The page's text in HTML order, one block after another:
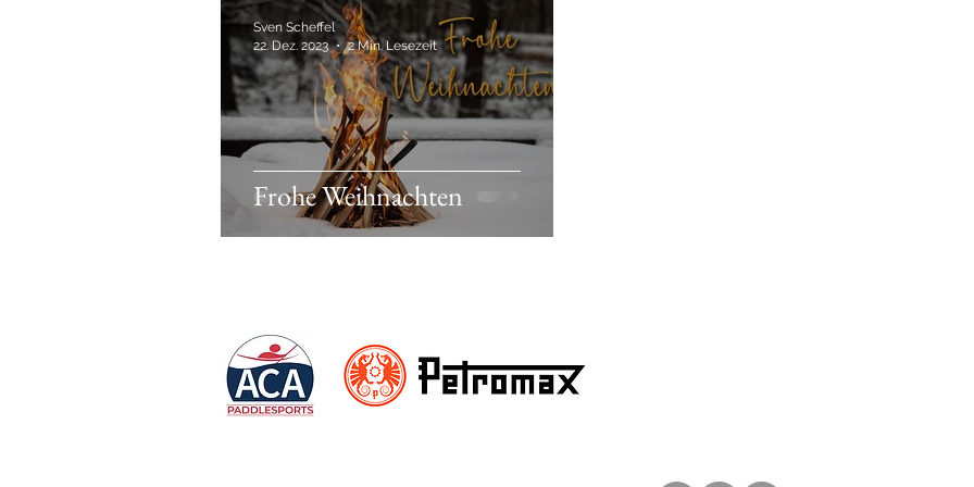
Frohe Weihnachten
Sven Scheffel
22. Dez. 2023
2 Min. Lesezeit